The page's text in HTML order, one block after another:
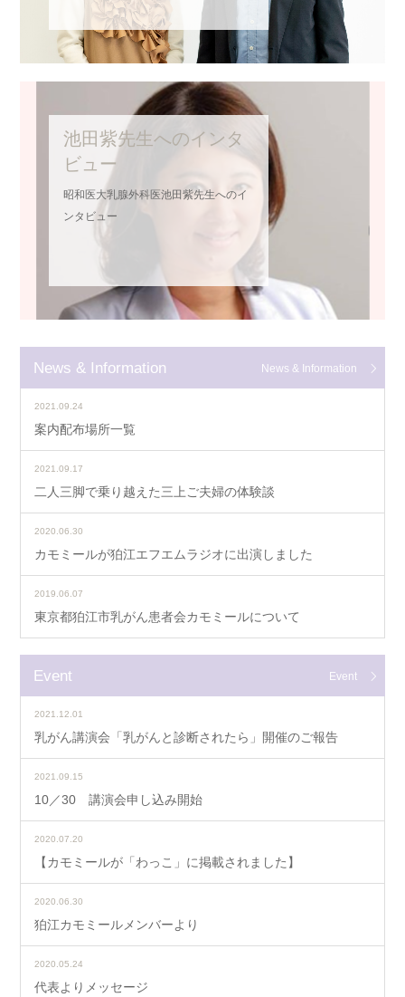
池田紫先生へのインタ
ビュー
昭和医大乳腺外科医池田紫先生へのイ
ンタビュー
News & Information News & Information
2021.09.24
案内配布場所一覧
2021.09.17
二人三脚で乗り越えた三上ご夫婦の体験談
2020.06.30
カモミールが狛江エフエムラジオに出演しました
2019.06.07
東京都狛江市乳がん患者会カモミールについて
Event Event
2021.12.01
乳がん講演会「乳がんと診断されたら」開催のご報告
2021.09.15
10／30 講演会申し込み開始
2020.07.20
【カモミールが「わっこ」に掲載されました】
2020.06.30
狛江カモミールメンバーより
2020.05.24
代表よりメッセージ